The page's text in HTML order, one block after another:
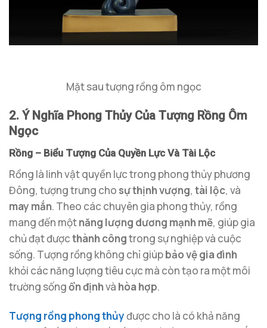
Mặt sau tượng rồng ôm ngọc
2. Ý Nghĩa Phong Thủy Của Tượng Rồng Ôm
Ngọc
Rồng – Biểu Tượng Của Quyền Lực Và Tài Lộc
Rồng là linh vật quyền lực trong phong thủy phương
Đông, tượng trưng cho sự thịnh vượng, tài lộc, và
may mắn. Theo các chuyên gia phong thủy, rồng
mang đến mộtnăng lượng dương mạnh mẽ, giúp gia
chủ đạt đượcthành côngtrong sự nghiệp và cuộc
sống. Tượng rồng không chỉ giúpbảo vệ gia đình
khỏi các năng lượng tiêu cực mà còn tạo ra một môi
trường sốngổn địnhvà hòa hợp.
Tượng rồng phong thủyđược cho là có khả năng